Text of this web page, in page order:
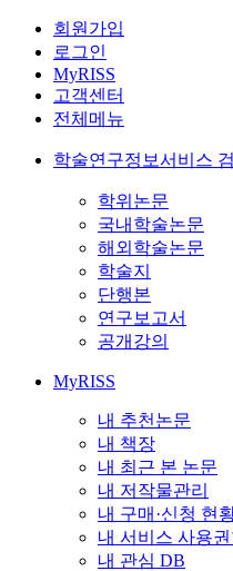
회원가입
로그인
MyRISS
고객센터
전체메뉴
학술연구정보서비스
학위논문
국내학술논문
해외학술논문
학술지
단행본
연구보고서
공개강의
MyRISS
내 추천논문
내 책장
내 최근 본 논문
내 저작물관리
내 구매·신청 현
내 서비스 사용
내 관심 DB